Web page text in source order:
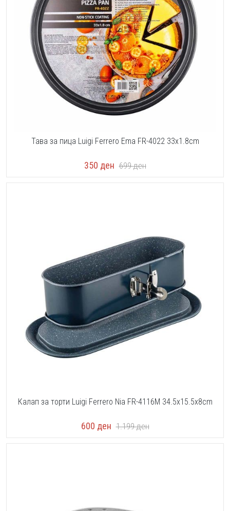
Тава за пица Luigi Ferrero Ema FR-4022 33x1.8cm
350 ден 699ден
Калап за торти Luigi Ferrero Nia FR-4116M 34.5x15.5x8cm
600 ден 1.199ден